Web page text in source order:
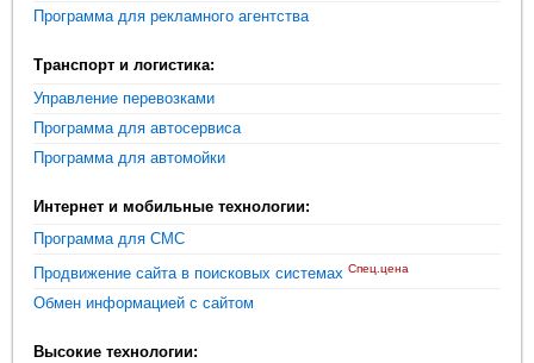
Программа для рекламного агентства
Транспорт и логистика:
Управление перевозками
Программа для автосервиса
Программа для автомойки
Интернет и мобильные технологии:
Программа для СМС
Продвижение сайта в поисковых системах Спец.цена
Обмен информацией с сайтом
Высокие технологии: